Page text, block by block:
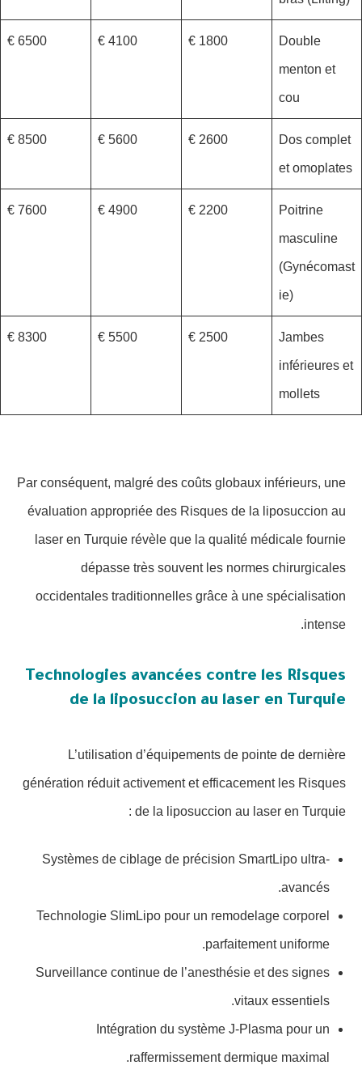
Double
menton et
cou
1800 €
4100 €
6500 €
Dos complet
et omoplates
2600 €
5600 €
8500 €
Poitrine
masculine
(Gynécomast
ie)
2200 €
4900 €
7600 €
Jambes
inférieures et
mollets
2500 €
5500 €
8300 €
Par conséquent, malgré des coûts globaux inférieurs, une
évaluation appropriée des Risques de la liposuccion au
laser en Turquie révèle que la qualité médicale fournie
dépasse très souvent les normes chirurgicales
occidentales traditionnelles grâce à une spécialisation
intense.
Technologies avancées contre les Risques
de la liposuccion au laser en Turquie
L’utilisation d’équipements de pointe de dernière
génération réduit activement et efficacement les Risques
de la liposuccion au laser en Turquie :
Systèmes de ciblage de précision SmartLipo ultra-
avancés.
Technologie SlimLipo pour un remodelage corporel
parfaitement uniforme.
Surveillance continue de l’anesthésie et des signes
vitaux essentiels.
Intégration du système J-Plasma pour un
raffermissement dermique maximal.